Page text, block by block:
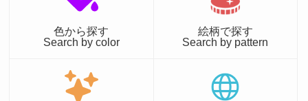
色から探す
Search by color
絵柄で探す
Search by pattern